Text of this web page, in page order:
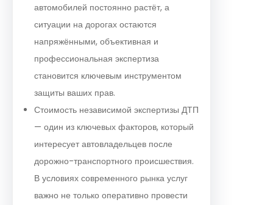
автомобилей постоянно растёт, а
ситуации на дорогах остаются
напряжёнными, объективная и
профессиональная экспертиза
становится ключевым инструментом
защиты ваших прав.
Стоимость независимой экспертизы ДТП
— один из ключевых факторов, который
интересует автовладельцев после
дорожно-транспортного происшествия.
В условиях современного рынка услуг
важно не только оперативно провести